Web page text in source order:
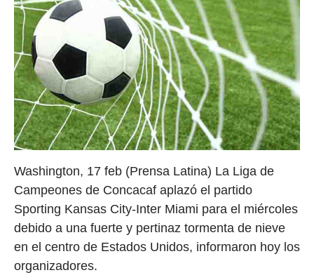
Washington, 17 feb (Prensa Latina) La Liga de
Campeones de Concacaf aplazó el partido
Sporting Kansas City-Inter Miami para el miércoles
debido a una fuerte y pertinaz tormenta de nieve
en el centro de Estados Unidos, informaron hoy los
organizadores.